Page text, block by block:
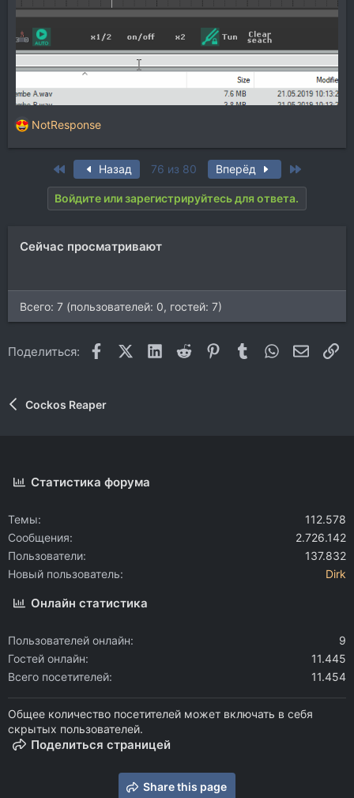
Р
е
NotResponse
First Назад 76 из 80 Вперёд
Войдите или зарегистрируйтесь для ответа.
Сейчас просматривают
Всего: 7 (пользователей: 0, гостей: 7)
Поделиться: FacebookX (Twitter)
LinkedIn
Reddit Pinterest
Tumblr WhatsApp
Cockos Reaper
Статистика форума
Темы
112.578
Сообщения
2.726.142
Пользователи
137.832
Новый пользователь
Dirk
Онлайн статистика
Пользователей онлайн
9
Гостей онлайн
11.445
Всего посетителей
11.454
Общее количество посетителей может включать в себя
скрытых пользователей.
Поделиться страницей
Share this page